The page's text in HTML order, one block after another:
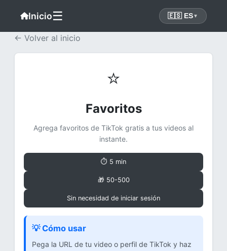
Inicio☰ 🇪🇸 ES▼
← Volver al inicio
⭐
Favoritos
Agrega favoritos de TikTok gratis a tus videos al
instante.
⏱ 5 min
🎁 50-500
Sin necesidad de iniciar sesión
💡 Cómo usar
Pega la URL de tu video o perfil de TikTok y haz